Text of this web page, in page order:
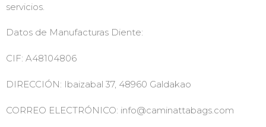
servicios.
Datos de Manufacturas Diente:
CIF: A48104806
DIRECCIÓN: Ibaizabal 37, 48960 Galdakao
CORREO ELECTRÓNICO: info@caminattabags.com